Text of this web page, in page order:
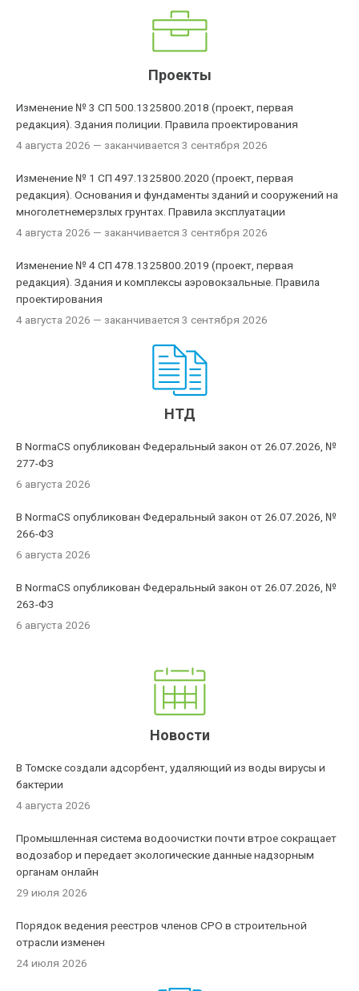
Проекты
Изменение № 3 СП 500.1325800.2018 (проект, первая
редакция). Здания полиции. Правила проектирования
4 августа 2026 — заканчивается 3 сентября 2026
Изменение № 1 СП 497.1325800.2020 (проект, первая
редакция). Основания и фундаменты зданий и сооружений на
многолетнемерзлых грунтах. Правила эксплуатации
4 августа 2026 — заканчивается 3 сентября 2026
Изменение № 4 СП 478.1325800.2019 (проект, первая
редакция). Здания и комплексы аэровокзальные. Правила
проектирования
4 августа 2026 — заканчивается 3 сентября 2026
НТД
В NormaCS опубликован Федеральный закон от 26.07.2026, №
277-ФЗ
6 августа 2026
В NormaCS опубликован Федеральный закон от 26.07.2026, №
266-ФЗ
6 августа 2026
В NormaCS опубликован Федеральный закон от 26.07.2026, №
263-ФЗ
6 августа 2026
Новости
В Томске создали адсорбент, удаляющий из воды вирусы и
бактерии
4 августа 2026
Промышленная система водоочистки почти втрое сокращает
водозабор и передает экологические данные надзорным
органам онлайн
29 июля 2026
Порядок ведения реестров членов СРО в строительной
отрасли изменен
24 июля 2026